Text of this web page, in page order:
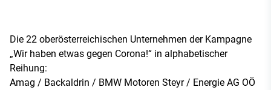
Die 22 oberösterreichischen Unternehmen der Kampagne
„Wir haben etwas gegen Corona!“ in alphabetischer
Reihung:
Amag / Backaldrin / BMW Motoren Steyr / Energie AG OÖ